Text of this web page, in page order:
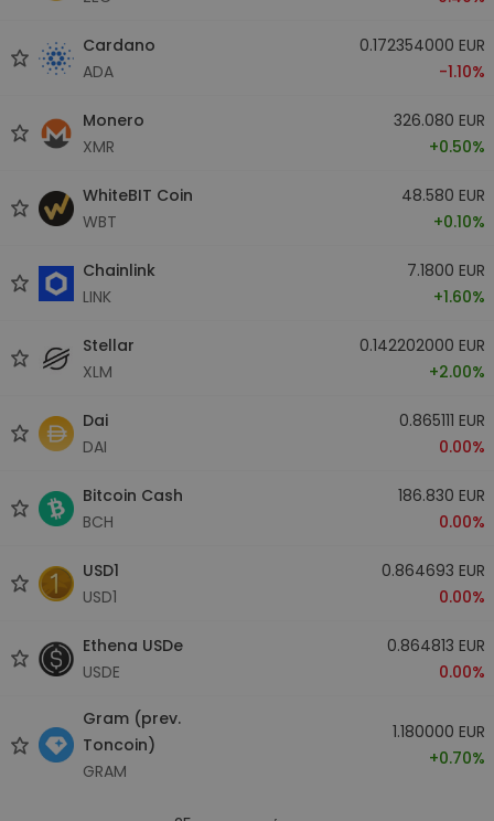
Cardano
ADA
0.172354000 EUR
-1.10%
Monero
XMR
326.080 EUR
+0.50%
WhiteBIT Coin
WBT
48.580 EUR
+0.10%
Chainlink
LINK
7.1800 EUR
+1.60%
Stellar
XLM
0.142202000 EUR
+2.00%
Dai
DAI
0.865111 EUR
0.00%
Bitcoin Cash
BCH
186.830 EUR
0.00%
USD1
USD1
0.864693 EUR
0.00%
Ethena USDe
USDE
0.864813 EUR
0.00%
Gram (prev.
Toncoin)
GRAM
1.180000 EUR
+0.70%